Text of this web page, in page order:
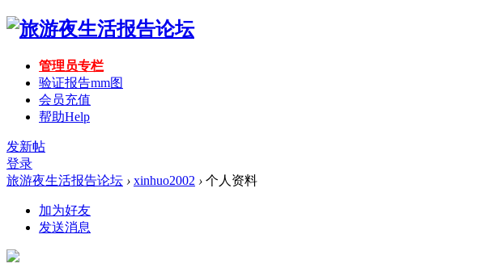
管理员专栏
验证报告mm图
会员充值
帮助Help
发新帖
登录
旅游夜生活报告论坛 › xinhuo2002 › 个人资料
加为好友
发送消息